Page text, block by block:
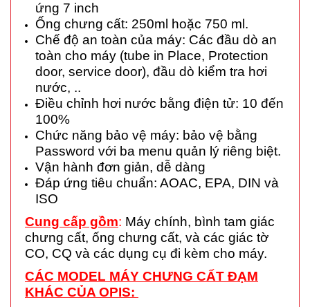
ứng 7 inch
Ống chưng cất: 250ml hoặc 750 ml.
Chế độ an toàn của máy: Các đầu dò an
toàn cho máy (tube in Place, Protection
door, service door), đầu dò kiểm tra hơi
nước, ..
Điều chỉnh hơi nước bằng điện tử: 10 đến
100%
Chức năng bảo vệ máy: bảo vệ bằng
Password với ba menu quản lý riêng biệt.
Vận hành đơn giản, dễ dàng
Đáp ứng tiêu chuẩn: AOAC, EPA, DIN và
ISO
Cung cấp gồm: Máy chính, bình tam giác
chưng cất, ống chưng cất, và các giác tờ
CO, CQ và các dụng cụ đi kèm cho máy.
CÁC MODEL MÁY CHƯNG CẤT ĐẠM
KHÁC CỦA OPIS: